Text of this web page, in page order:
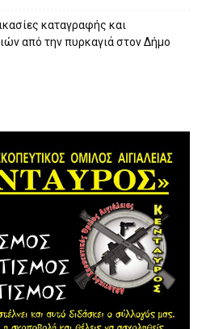
καταγραφής και
από την πυρκαγιά στον Δήμο